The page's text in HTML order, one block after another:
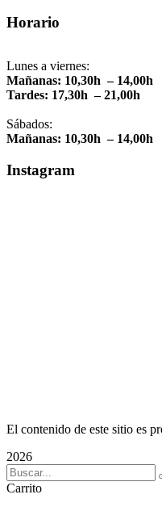
Horario
Lunes a viernes:
Mañanas: 10,30h – 14,00h
Tardes: 17,30h – 21,00h
Sábados:
Mañanas: 10,30h – 14,00h
Instagram
El contenido de este sitio es
2026
Carrito